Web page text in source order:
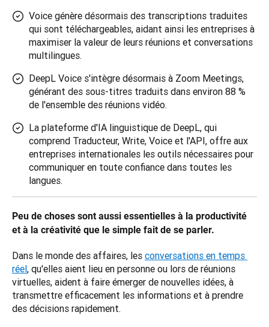
Voice génère désormais des transcriptions traduites
qui sont téléchargeables, aidant ainsi les entreprises à
maximiser la valeur de leurs réunions et conversations
multilingues.
DeepL Voice s'intègre désormais à Zoom Meetings,
générant des sous-titres traduits dans environ 88 %
de l'ensemble des réunions vidéo.
La plateforme d'IA linguistique de DeepL, qui
comprend Traducteur, Write, Voice et l'API, offre aux
entreprises internationales les outils nécessaires pour
communiquer en toute confiance dans toutes les
langues.
Peu de choses sont aussi essentielles à la productivité
et à la créativité que le simple fait de se parler.
Dans le monde des affaires, les conversations en temps
réel, qu'elles aient lieu en personne ou lors de réunions
virtuelles, aident à faire émerger de nouvelles idées, à
transmettre efficacement les informations et à prendre
des décisions rapidement.